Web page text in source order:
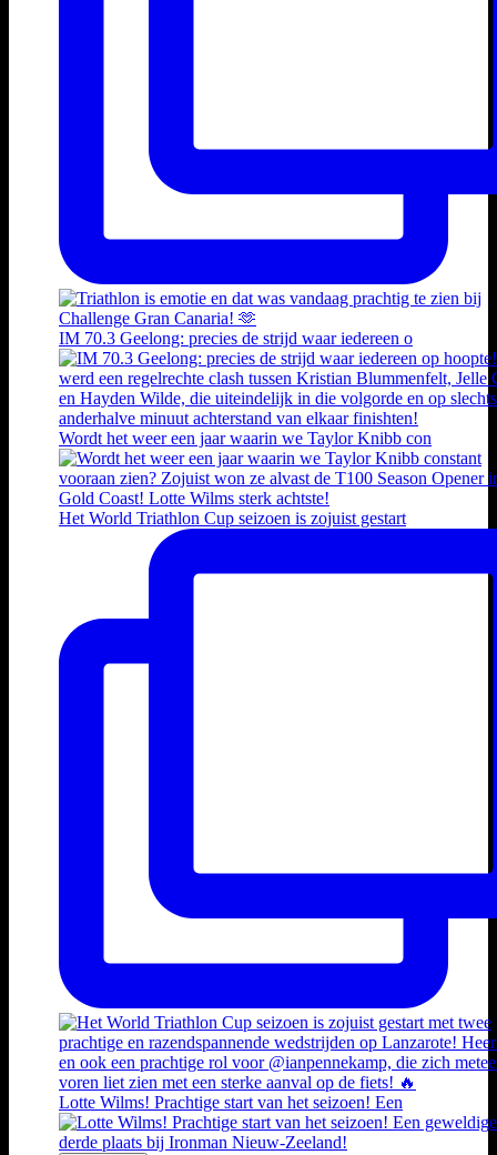
IM 70.3 Geelong: precies de strijd waar iedereen o
Wordt het weer een jaar waarin we Taylor Knibb con
Het World Triathlon Cup seizoen is zojuist gestart
Lotte Wilms! Prachtige start van het seizoen! Een